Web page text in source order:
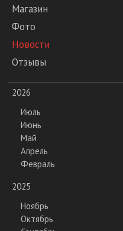
Магазин
Фото
Новости
Отзывы
2026
Июль
Июнь
Май
Апрель
Февраль
2025
Ноябрь
Октябрь